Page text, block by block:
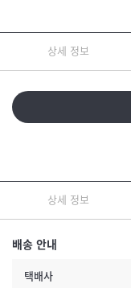
상세 정보
상세 정보
배송 안내
택배사